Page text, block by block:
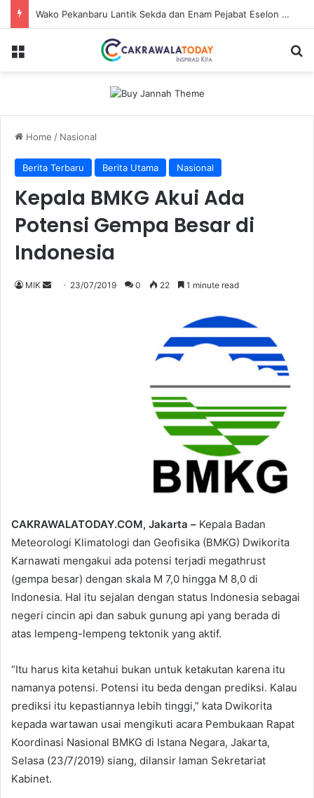
Wako Pekanbaru Lantik Sekda dan Enam Pejabat Eselon Lainnya
Menu
Home / Nasional
Berita Terbaru Berita Utama Nasional
Kepala BMKG Akui Ada
Potensi Gempa Besar di
Indonesia
MIK
Send 23/07/2019 0 22 1 minute read
CAKRAWALATODAY.COM, Jakarta – Kepala Badan
Meteorologi Klimatologi dan Geofisika (BMKG) Dwikorita
Karnawati mengakui ada potensi terjadi megathrust
(gempa besar) dengan skala M 7,0 hingga M 8,0 di
Indonesia. Hal itu sejalan dengan status Indonesia sebagai
negeri cincin api dan sabuk gunung api yang berada di
atas lempeng-lempeng tektonik yang aktif.
“Itu harus kita ketahui bukan untuk ketakutan karena itu
namanya potensi. Potensi itu beda dengan prediksi. Kalau
prediksi itu kepastiannya lebih tinggi,” kata Dwikorita
kepada wartawan usai mengikuti acara Pembukaan Rapat
Koordinasi Nasional BMKG di Istana Negara, Jakarta,
Selasa (23/7/2019) siang, dilansir laman Sekretariat
Kabinet.